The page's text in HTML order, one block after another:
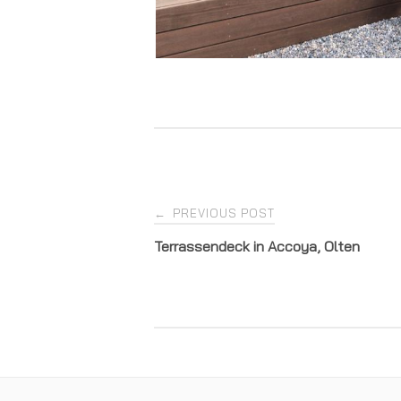
Post
← PREVIOUS POST
Terrassendeck in Accoya, Olten